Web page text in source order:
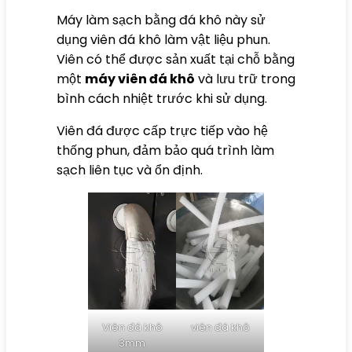
Máy làm sạch bằng đá khô này sử
dụng viên đá khô làm vật liệu phun.
Viên có thể được sản xuất tại chỗ bằng
một máy viên đá khô và lưu trữ trong
bình cách nhiệt trước khi sử dụng.
Viên đá được cấp trực tiếp vào hệ
thống phun, đảm bảo quá trình làm
sạch liên tục và ổn định.
Viên đá khô
3mm
viên đá khô